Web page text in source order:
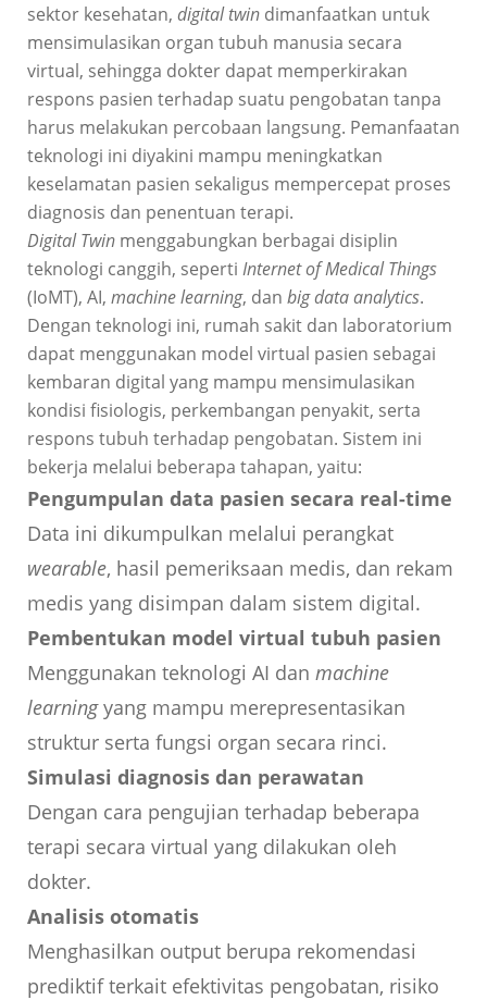
sektor kesehatan, digital twin dimanfaatkan untuk
mensimulasikan organ tubuh manusia secara
virtual, sehingga dokter dapat memperkirakan
respons pasien terhadap suatu pengobatan tanpa
harus melakukan percobaan langsung. Pemanfaatan
teknologi ini diyakini mampu meningkatkan
keselamatan pasien sekaligus mempercepat proses
diagnosis dan penentuan terapi.
Digital Twinmenggabungkan berbagai disiplin
teknologi canggih, seperti Internet of Medical Things
(IoMT), AI, machine learning, dan big data analytics.
Dengan teknologi ini, rumah sakit dan laboratorium
dapat menggunakan model virtual pasien sebagai
kembaran digital yang mampu mensimulasikan
kondisi fisiologis, perkembangan penyakit, serta
respons tubuh terhadap pengobatan. Sistem ini
bekerja melalui beberapa tahapan, yaitu:
Pengumpulan data pasien secara real-time
Data ini dikumpulkan melalui perangkat
wearable, hasil pemeriksaan medis, dan rekam
medis yang disimpan dalam sistem digital.
Pembentukan model virtual tubuh pasien
Menggunakan teknologi AI dan machine
learningyang mampu merepresentasikan
struktur serta fungsi organ secara rinci.
Simulasi diagnosis dan perawatan
Dengan cara pengujian terhadap beberapa
terapi secara virtual yang dilakukan oleh
dokter.
Analisis otomatis
Menghasilkan output berupa rekomendasi
prediktif terkait efektivitas pengobatan, risiko